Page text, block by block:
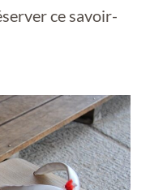
ce savoir-